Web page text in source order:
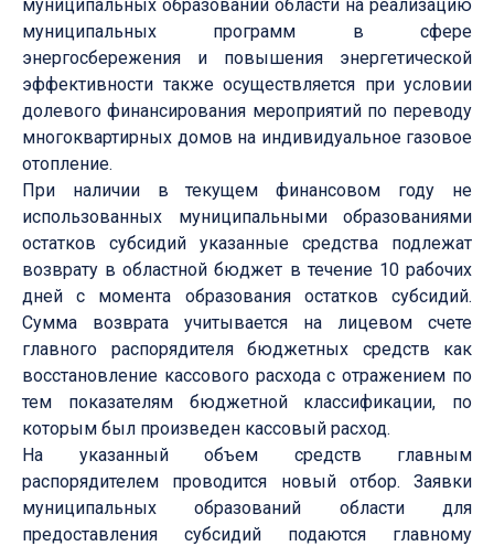
муниципальных образований области на реализацию
муниципальных программ в сфере
энергосбережения и повышения энергетической
эффективности также осуществляется при условии
долевого финансирования мероприятий по переводу
многоквартирных домов на индивидуальное газовое
отопление.
При наличии в текущем финансовом году не
использованных муниципальными образованиями
остатков субсидий указанные средства подлежат
возврату в областной бюджет в течение 10 рабочих
дней с момента образования остатков субсидий.
Сумма возврата учитывается на лицевом счете
главного распорядителя бюджетных средств как
восстановление кассового расхода с отражением по
тем показателям бюджетной классификации, по
которым был произведен кассовый расход.
На указанный объем средств главным
распорядителем проводится новый отбор. Заявки
муниципальных образований области для
предоставления субсидий подаются главному